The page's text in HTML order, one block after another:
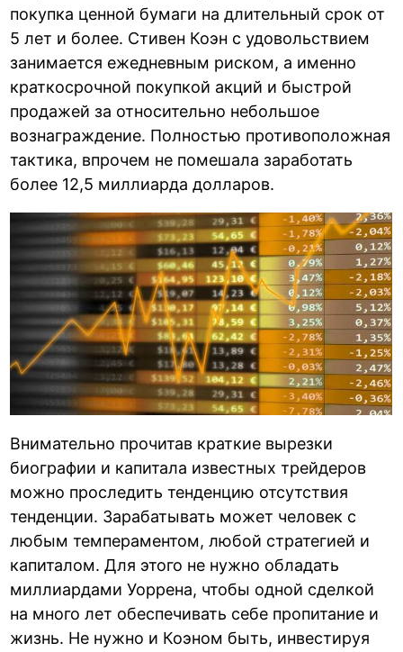
покупка ценной бумаги на длительный срок от
5 лет и более. Стивен Коэн с удовольствием
занимается ежедневным риском, а именно
краткосрочной покупкой акций и быстрой
продажей за относительно небольшое
вознаграждение. Полностью противоположная
тактика, впрочем не помешала заработать
более 12,5 миллиарда долларов.
Внимательно прочитав краткие вырезки
биографии и капитала известных трейдеров
можно проследить тенденцию отсутствия
тенденции. Зарабатывать может человек с
любым темпераментом, любой стратегией и
капиталом. Для этого не нужно обладать
миллиардами Уоррена, чтобы одной сделкой
на много лет обеспечивать себе пропитание и
жизнь. Не нужно и Коэном быть, инвестируя